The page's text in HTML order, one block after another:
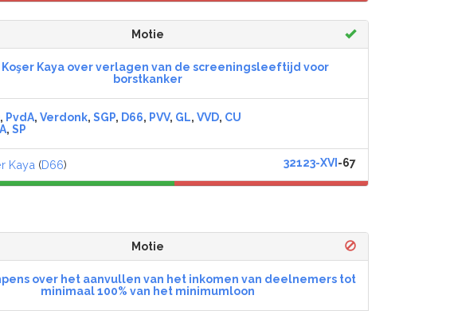
Motie
Koşer Kaya over verlagen van de screeningsleeftijd voor
borstkanker
, PvdA, Verdonk, SGP, D66, PVV, GL, VVD, CU
, SP
Kaya (D66) 32123-XVI -67
Motie
over het aanvullen van het inkomen van deelnemers tot
minimaal 100% van het minimumloon